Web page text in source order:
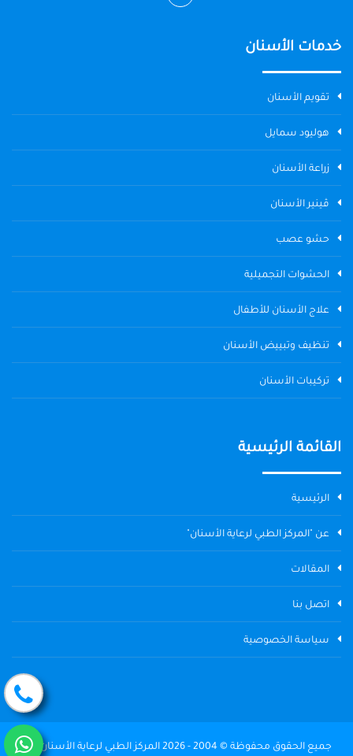
خدمات الأسنان
تقويم الأسنان
هوليود سمايل
زراعة الأسنان
ڤينير الأسنان
حشو عصب
الحشوات التجميلية
علاج الأسنان للأطفال
تنظيف وتبييض الأسنان
تركيبات الأسنان
القائمة الرئيسية
الرئيسية
عن "المركز الطبي لرعاية الأسنان"
المقالات
اتصل بنا
سياسة الخصوصية
جميع الحقوق محفوظة © 2004 - 2026 المركز الطبي لرعاية الأسنان The